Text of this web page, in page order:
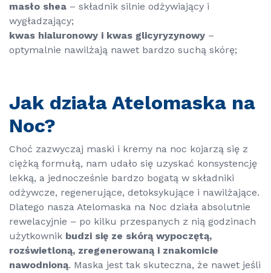
masło shea – składnik silnie odżywiający i
wygładzający;
kwas hialuronowy i kwas glicyryzynowy –
optymalnie nawilżają nawet bardzo suchą skórę;
Jak działa Atelomaska na
Noc?
Choć zazwyczaj maski i kremy na noc kojarzą się z
ciężką formułą, nam udało się uzyskać konsystencję
lekką, a jednocześnie bardzo bogatą w składniki
odżywcze, regenerujące, detoksykujące i nawilżające.
Dlatego nasza Atelomaska na Noc działa absolutnie
rewelacyjnie – po kilku przespanych z nią godzinach
użytkownik budzi się ze skórą wypoczętą,
rozświetloną, zregenerowaną i znakomicie
nawodnioną. Maska jest tak skuteczna, że nawet jeśli